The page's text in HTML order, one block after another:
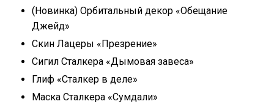
(Новинка) Орбитальный декор «Обещание
Джейд»
Скин Лацеры «Презрение»
Сигил Сталкера «Дымовая завеса»
Глиф «Сталкер в деле»
Маска Сталкера «Сумдали»